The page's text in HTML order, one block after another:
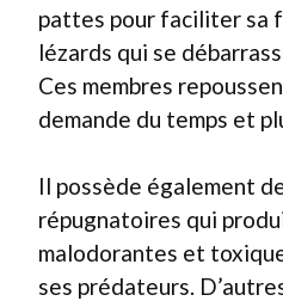
pattes pour faciliter sa
lézards qui se
Ces membres
demande du temps et
Il possède également
répugnatoires qui
malodorantes et
ses prédateurs.